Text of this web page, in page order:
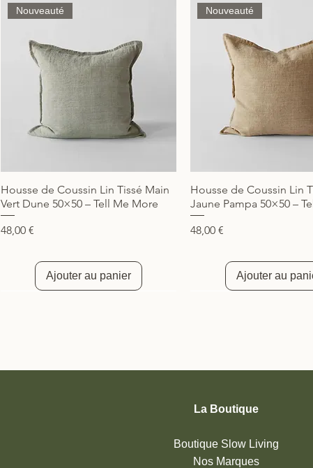
Aperçu rapide
Nouveauté
Housse de Coussin Lin Tissé Main
Vert Dune 50×50 – Tell Me More
Prix
48,00 €
Ajouter au panier
Aperçu rapide
Nouveauté
Housse de Coussin Lin
Jaune Pampa 50×50 –
Prix
48,00 €
Ajouter au
La Boutique
Boutique Slow Living
Nos Marques